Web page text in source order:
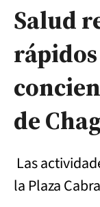
Salud
de
Las
la Plaza